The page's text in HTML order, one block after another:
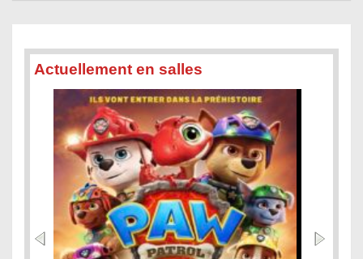
Actuellement en salles